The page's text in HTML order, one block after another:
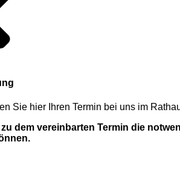
Sie hier Ihren Termin bei uns im
dem vereinbarten Termin die